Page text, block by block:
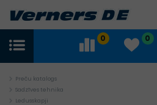
0 0
Preču katalogs
Sadzīves tehnika
Ledusskapji